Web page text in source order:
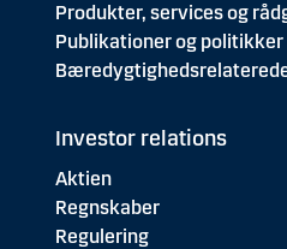
Produkter, services og
Publikationer og politikker
Investor relations
Aktien
Regnskaber
Regulering